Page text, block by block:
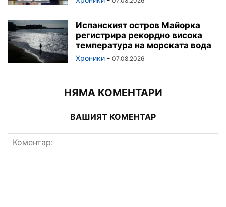
Испанският остров Майорка
регистрира рекордно висока
температура на морската вода
Хроники - 07.08.2026
НЯМА КОМЕНТАРИ
ВАШИЯТ КОМЕНТАР